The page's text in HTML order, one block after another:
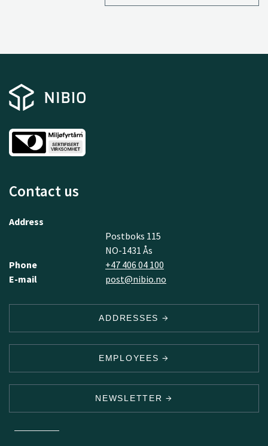
Contact us
Address
Postboks 115
NO-1431 Ås
Phone
+47 406 04 100
E-mail
post@nibio.no
ADDRESSES
EMPLOYEES
NEWSLETTER